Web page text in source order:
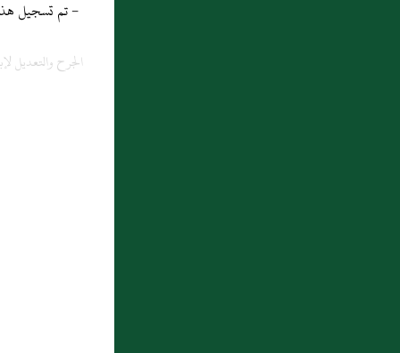
- تم تسجيل هذه
الجرح والتعديل